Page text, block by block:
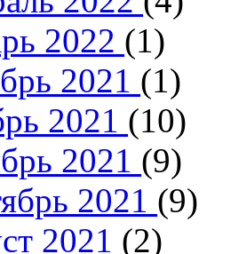
2022 (1)
2021 (1)
2021 (10)
2021 (9)
2021 (9)
2021 (2)